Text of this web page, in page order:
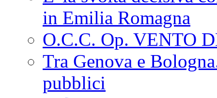
in Emilia Romagna
O.C.C. Op. VENTO
Tra Genova e
pubblici